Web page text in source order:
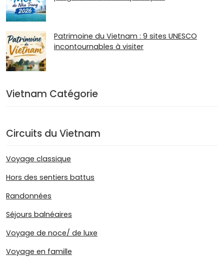
Patrimoine du Vietnam : 9 sites UNESCO
incontournables à visiter
Vietnam Catégorie
Circuits du Vietnam
Voyage classique
Hors des sentiers battus
Randonnées
Séjours balnéaires
Voyage de noce/ de luxe
Voyage en famille